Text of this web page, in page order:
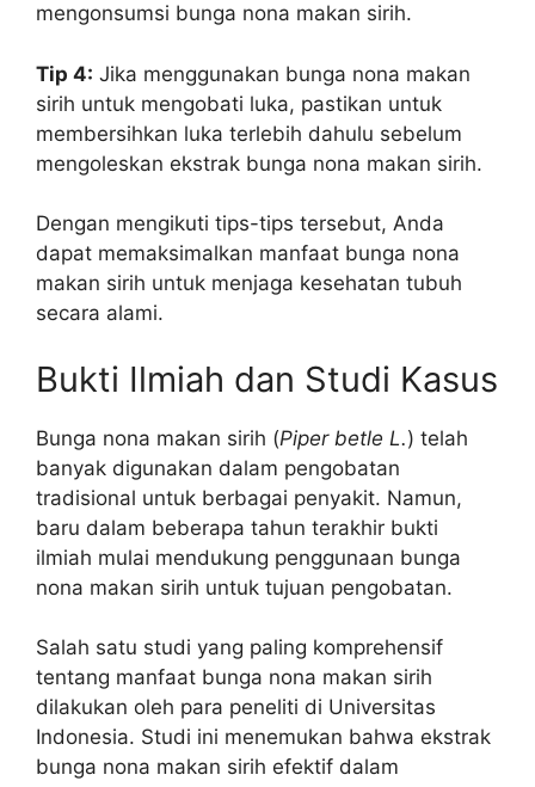
mengonsumsi bunga nona makan sirih.
Tip 4: Jika menggunakan bunga nona makan
sirih untuk mengobati luka, pastikan untuk
membersihkan luka terlebih dahulu sebelum
mengoleskan ekstrak bunga nona makan sirih.
Dengan mengikuti tips-tips tersebut, Anda
dapat memaksimalkan manfaat bunga nona
makan sirih untuk menjaga kesehatan tubuh
secara alami.
Bukti Ilmiah dan Studi Kasus
Bunga nona makan sirih (Piper betle L.) telah
banyak digunakan dalam pengobatan
tradisional untuk berbagai penyakit. Namun,
baru dalam beberapa tahun terakhir bukti
ilmiah mulai mendukung penggunaan bunga
nona makan sirih untuk tujuan pengobatan.
Salah satu studi yang paling komprehensif
tentang manfaat bunga nona makan sirih
dilakukan oleh para peneliti di Universitas
Indonesia. Studi ini menemukan bahwa ekstrak
bunga nona makan sirih efektif dalam